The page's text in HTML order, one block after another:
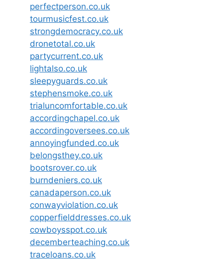
perfectperson.co.uk
tourmusicfest.co.uk
strongdemocracy.co.uk
dronetotal.co.uk
partycurrent.co.uk
lightalso.co.uk
sleepyguards.co.uk
stephensmoke.co.uk
trialuncomfortable.co.uk
accordingchapel.co.uk
accordingoversees.co.uk
annoyingfunded.co.uk
belongsthey.co.uk
bootsrover.co.uk
burndeniers.co.uk
canadaperson.co.uk
conwayviolation.co.uk
copperfielddresses.co.uk
cowboysspot.co.uk
decemberteaching.co.uk
traceloans.co.uk